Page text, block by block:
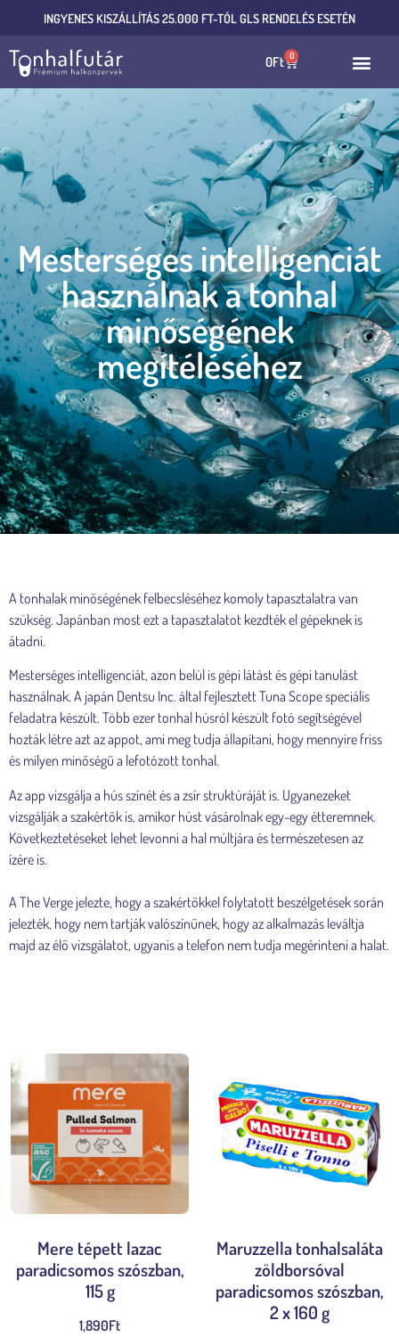
INGYENES KISZÁLLÍTÁS 25.000 FT-TÓL GLS RENDELÉS ESETÉN
0Ft 0
Mesterséges intelligenciát
használnak a tonhal
minőségének
megítéléséhez
A tonhalak minőségének felbecsléséhez komoly tapasztalatra van
szükség. Japánban most ezt a tapasztalatot kezdték el gépeknek is
átadni.
Mesterséges intelligenciát, azon belül is gépi látást és gépi tanulást
használnak. A japán Dentsu Inc. által fejlesztett Tuna Scope speciális
feladatra készült. Több ezer tonhal húsról készült fotó segítségével
hozták létre azt az appot, ami meg tudja állapítani, hogy mennyire friss
és milyen minőségű a lefotózott tonhal.
Az app vizsgálja a hús színét és a zsír struktúráját is. Ugyanezeket
vizsgálják a szakértők is, amikor húst vásárolnak egy-egy étteremnek.
Következtetéseket lehet levonni a hal múltjára és természetesen az
ízére is.
A The Verge jelezte, hogy a szakértőkkel folytatott beszélgetések során
jelezték, hogy nem tartják valószínűnek, hogy az alkalmazás leváltja
majd az élő vizsgálatot, ugyanis a telefon nem tudja megérinteni a halat.
Mere tépett lazac
paradicsomos szószban,
115 g
1,890Ft
Maruzzella tonhalsaláta
zöldborsóval
paradicsomos szószban,
2 x 160 g